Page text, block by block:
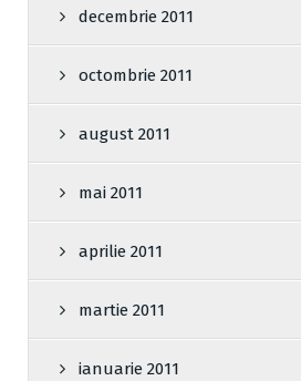
decembrie 2011
octombrie 2011
august 2011
mai 2011
aprilie 2011
martie 2011
ianuarie 2011